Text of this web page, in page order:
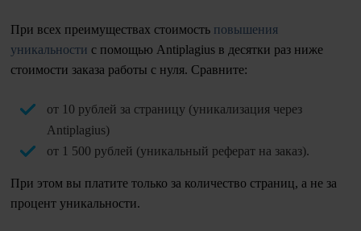
При всех преимуществах стоимость повышения
уникальности с помощью Antiplagius в десятки раз ниже
стоимости заказа работы с нуля. Сравните:
от 10 рублей за страницу (уникализация через
Antiplagius)
от 1 500 рублей (уникальный реферат на заказ).
При этом вы платите только за количество страниц, а не за
процент уникальности.